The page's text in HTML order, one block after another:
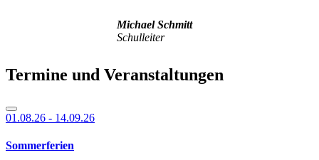
Michael Schmitt
Schulleiter
Termine und Veranstaltungen
01.08.26 - 14.09.26
Sommerferien